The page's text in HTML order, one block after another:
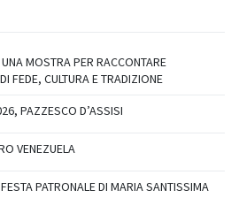
UNA MOSTRA PER RACCONTARE
FEDE, CULTURA E TRADIZIONE
PAZZESCO D’ASSISI
VENEZUELA
PATRONALE DI MARIA SANTISSIMA